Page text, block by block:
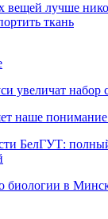
вещей лучше
ткань
увеличат набор
наше
БелГУТ:
в